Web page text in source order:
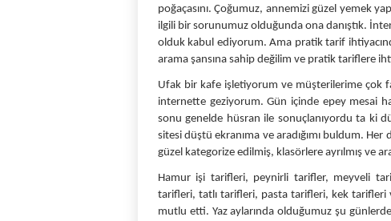
poğaçasını. Çoğumuz, annemizi güzel yemek
ilgili bir sorunumuz olduğunda ona danıştık.
olduk kabul ediyorum. Ama pratik tarif
arama şansına sahip değilim ve pratik tariflere
Ufak bir kafe işletiyorum ve müşterilerime çok
internette geziyorum. Gün içinde epey mesai
sonu genelde hüsran ile sonuçlanıyordu ta ki
sitesi düştü ekranıma ve aradığımı buldum.
güzel kategorize edilmiş, klasörlere ayrılmış ve
Hamur işi tarifleri, peynirli tarifler, meyveli
tarifleri, tatlı tarifleri, pasta tarifleri, kek
mutlu etti. Yaz aylarında olduğumuz şu